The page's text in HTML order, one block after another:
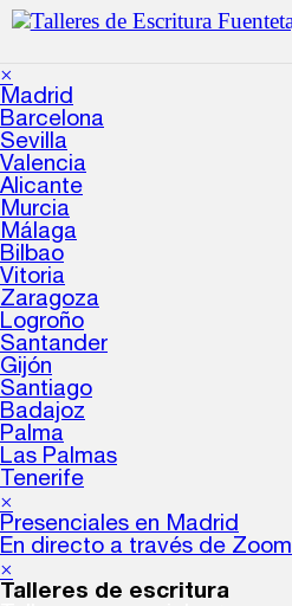
×
Madrid
Barcelona
Sevilla
Valencia
Alicante
Murcia
Málaga
Bilbao
Vitoria
Zaragoza
Logroño
Santander
Gijón
Santiago
Badajoz
Palma
Las Palmas
Tenerife
×
Presenciales en Madrid
En directo a través de Zoom
×
Talleres de escritura